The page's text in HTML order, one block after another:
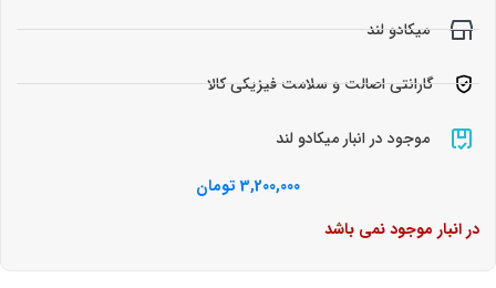
میکادو لند
گارانتی اصالت و سلامت فیزیکی کالا
موجود در انبار میکادو لند
3,200,000 تومان
در انبار موجود نمی باشد